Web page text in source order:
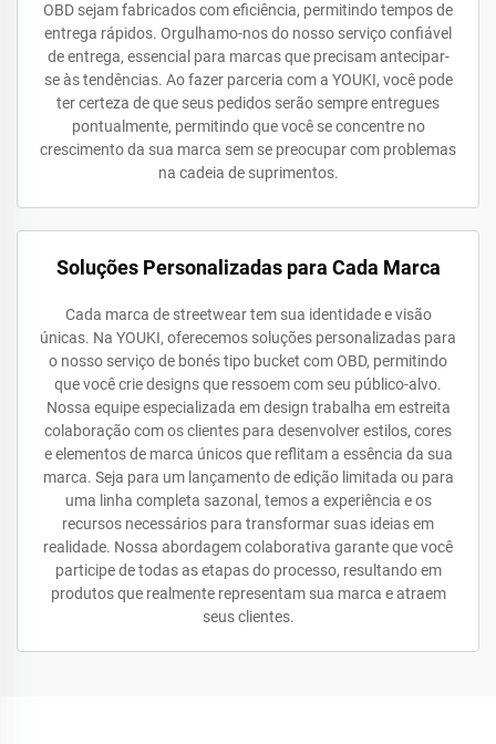
OBD sejam fabricados com eficiência, permitindo tempos de
entrega rápidos. Orgulhamo-nos do nosso serviço confiável
de entrega, essencial para marcas que precisam antecipar-
se às tendências. Ao fazer parceria com a YOUKI, você pode
ter certeza de que seus pedidos serão sempre entregues
pontualmente, permitindo que você se concentre no
crescimento da sua marca sem se preocupar com problemas
na cadeia de suprimentos.
Soluções Personalizadas para Cada Marca
Cada marca de streetwear tem sua identidade e visão
únicas. Na YOUKI, oferecemos soluções personalizadas para
o nosso serviço de bonés tipo bucket com OBD, permitindo
que você crie designs que ressoem com seu público-alvo.
Nossa equipe especializada em design trabalha em estreita
colaboração com os clientes para desenvolver estilos, cores
e elementos de marca únicos que reflitam a essência da sua
marca. Seja para um lançamento de edição limitada ou para
uma linha completa sazonal, temos a experiência e os
recursos necessários para transformar suas ideias em
realidade. Nossa abordagem colaborativa garante que você
participe de todas as etapas do processo, resultando em
produtos que realmente representam sua marca e atraem
seus clientes.